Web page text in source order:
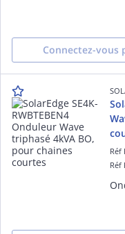
Connectez-vous
Réf
Réf